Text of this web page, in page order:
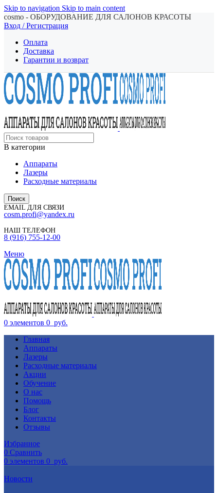
Skip to navigation Skip to main content
cosmo - ОБОРУДОВАНИЕ ДЛЯ САЛОНОВ КРАСОТЫ
Вход / Регистрация
Оплата
Доставка
Гарантии и возврат
В категории
Аппараты
Лазеры
Расходные материалы
Поиск
EMAIL ДЛЯ СВЯЗИ
cosm.profi@yandex.ru
НАШ ТЕЛЕФОН
8 (916) 755-12-00
Меню
0 элементов 0 руб.
Главная
Аппараты
Лазеры
Расходные материалы
Акции
Обучение
О нас
Помощь
Блог
Контакты
Отзывы
Избранное
0 Сравнить
0 элементов 0 руб.
Новости